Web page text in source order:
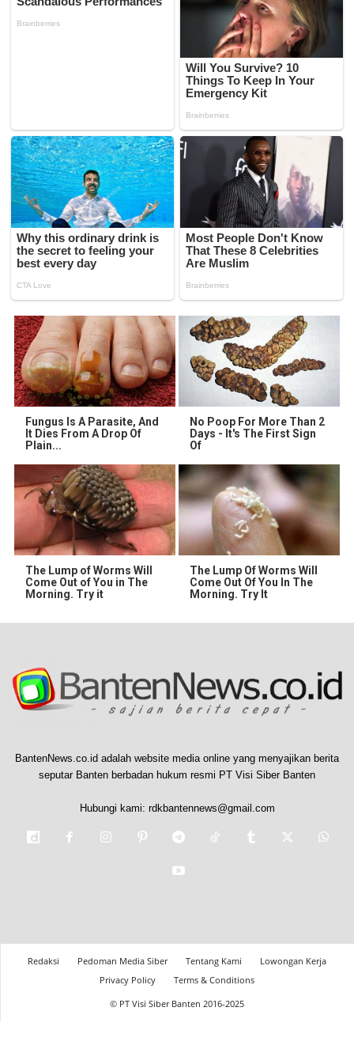
Fungus Is A Parasite, And
It Dies From A Drop Of
Plain...
No Poop For More Than 2
Days - It's The First Sign
Of
The Lump of Worms Will
Come Out of You in The
Morning. Try it
The Lump Of Worms Will
Come Out Of You In The
Morning. Try It
BantenNews.co.id adalah website media online yang menyajikan berita
seputar Banten berbadan hukum resmi PT Visi Siber Banten
Hubungi kami: rdkbantennews@gmail.com
Redaksi Pedoman Media Siber Tentang Kami
Lowongan Kerja
Privacy Policy
Terms & Conditions
© PT Visi Siber Banten 2016-2025